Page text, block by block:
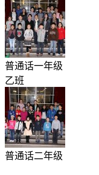
普通话一年级
乙班
普通话二年级